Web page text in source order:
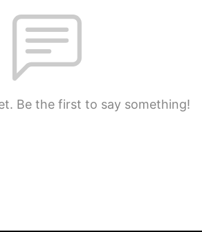
Be the first to say something!